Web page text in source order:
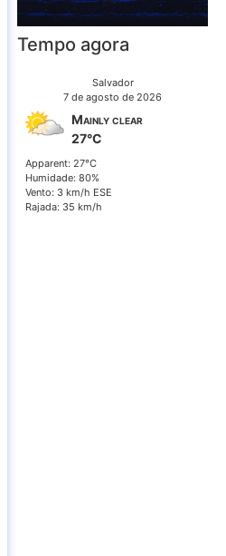
Tempo agora
Salvador
7 de agosto de 2026
Mainly clear
27°C
Apparent: 27°C
Humidade: 80%
Vento: 3 km/h ESE
Rajada: 35 km/h